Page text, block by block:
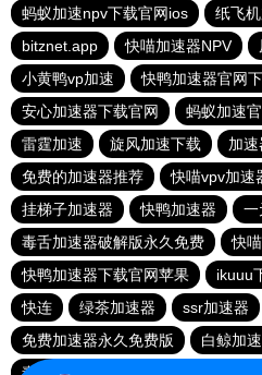
蚂蚁加速npv下载官网ios
纸飞
bitznet.app
快喵加速器NPV
小黄鸭vp加速
快鸭加速器官网
安心加速器下载官网
蚂蚁加速
雷霆加速
旋风加速下载
加
免费的加速器推荐
快喵vpv加速
挂梯子加速器
快鸭加速器
一
毒舌加速器破解版永久免费
快
快鸭加速器下载官网苹果
ikuuu
快连
绿茶加速器 ssr加速器
免费加速器永久免费版
白鲸加